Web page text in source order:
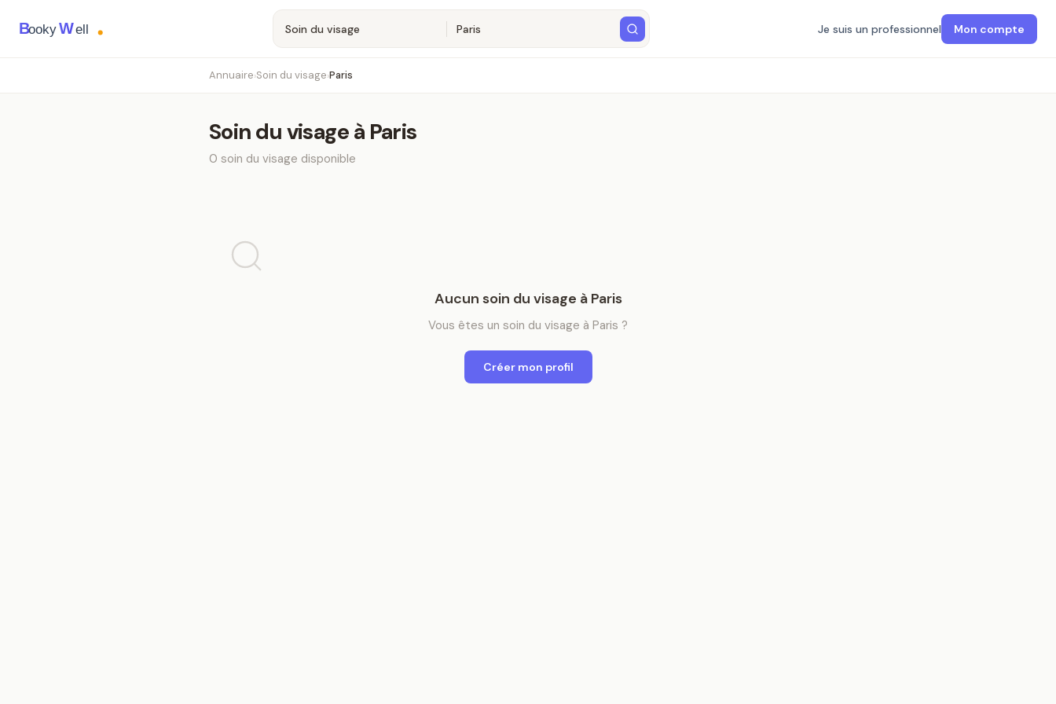
BookyWell Je suis un professionnel Mon compte
Annuaire›Soin du visage›Paris
Soin du visageà Paris
0 soin du visage disponible
Aucun soin du visage à Paris
Vous êtes un soin du visage à Paris ?
Créer mon profil